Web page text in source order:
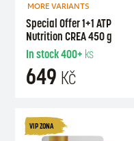
MORE VARIANTS
Special Offer 1+1 ATP
Nutrition CREA 450 g
In stock400+ ks
649 Kč
VIP ZONA